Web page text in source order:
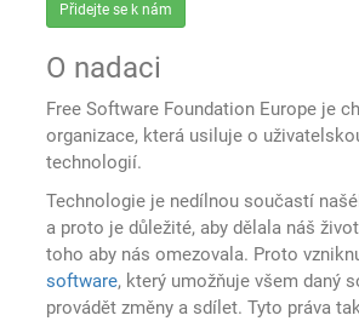
Přidejte se k nám
O nadaci
Free Software Foundation Europe je
organizace, která usiluje o
technologií.
Technologie je nedílnou součastí
a proto je důležité, aby dělala náš
toho aby nás omezovala. Proto
software, který umožňuje všem daný
provádět změny a sdílet. Tyto práva